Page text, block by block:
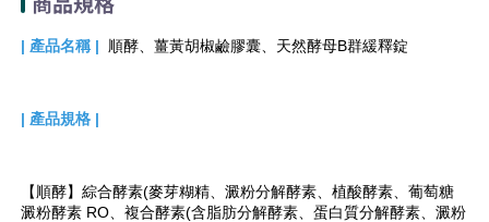
| 產品名稱 | 順酵、薑黃胡椒鹼膠囊、天然酵母B群緩釋錠
| 產品規格 |
【順酵】綜合酵素(麥芽糊精、澱粉分解酵素、植酸酵素、葡萄糖
澱粉酵素 RO、複合酵素(含脂肪分解酵素、蛋白質分解酵素、澱粉